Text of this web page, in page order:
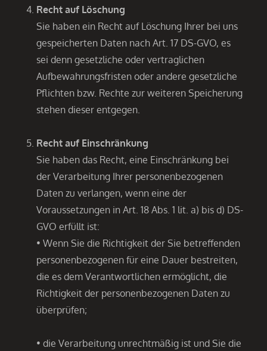
Recht auf Löschung
Sie haben ein Recht auf Löschung Ihrer bei uns
gespeicherten Daten nach Art. 17 DS-GVO, es
sei denn gesetzliche oder vertraglichen
Aufbewahrungsfristen oder andere gesetzliche
Pflichten bzw. Rechte zur weiteren Speicherung
stehen dieser entgegen.
Recht auf Einschränkung
Sie haben das Recht, eine Einschränkung bei
der Verarbeitung Ihrer personenbezogenen
Daten zu verlangen, wenn eine der
Voraussetzungen in Art. 18 Abs. 1 lit. a) bis d) DS-
GVO erfüllt ist:
• Wenn Sie die Richtigkeit der Sie betreffenden
personenbezogenen für eine Dauer bestreiten,
die es dem Verantwortlichen ermöglicht, die
Richtigkeit der personenbezogenen Daten zu
überprüfen;
• die Verarbeitung unrechtmäßig ist und Sie die